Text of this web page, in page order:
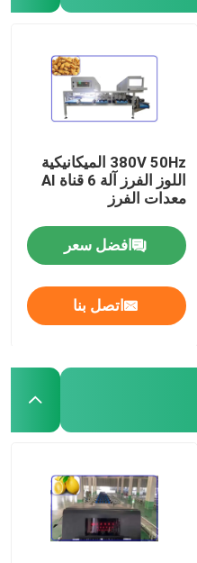
380V 50Hz الميكانيكية
اللوز الفرز آلة 6 قناة AI
معدات الفرز
افضل سعر
اتصل بنا